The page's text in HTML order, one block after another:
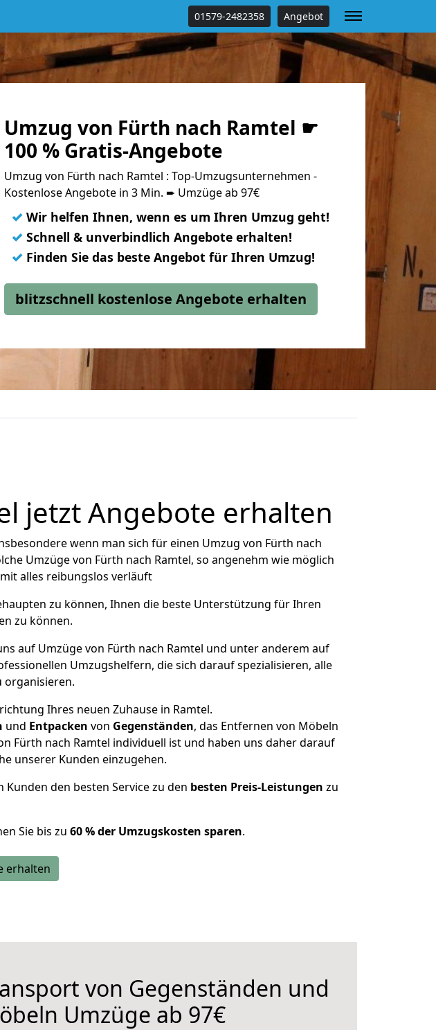
01579-2482358 Angebot
Umzug von Fürth nach Ramtel ☛
100 % Gratis-Angebote
Umzug von Fürth nach Ramtel : Top-Umzugsunternehmen -
Kostenlose Angebote in 3 Min. ➨ Umzüge ab 97€
✓ Wir helfen Ihnen, wenn es um Ihren Umzug geht!
✓ Schnell & unverbindlich Angebote erhalten!
✓ Finden Sie das beste Angebot für Ihren Umzug!
blitzschnell kostenlose Angebote erhalten
jetzt Angebote erhalten
wenn man sich für einen Umzug von Fürth nach
Umzüge von Fürth nach Ramtel, so angenehm wie möglich
alles reibungslos verläuft
zu können, Ihnen die beste Unterstützung für Ihren
zu können.
auf Umzüge von Fürth nach Ramtel und unter anderem auf
Umzugshelfern, die sich darauf spezialisieren, alle
organisieren.
Ihres neuen Zuhause in Ramtel.
und Entpacken von Gegenständen, das Entfernen von Möbeln
Fürth nach Ramtel individuell ist und haben uns daher darauf
unserer Kunden einzugehen.
den besten Service zu den besten Preis-Leistungen zu
Sie bis zu 60 % der Umzugskosten sparen.
erhalten
von Gegenständen und
Umzüge ab 97€